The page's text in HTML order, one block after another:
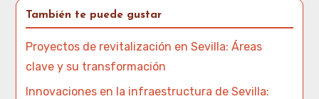
También te puede gustar
Proyectos de revitalización en Sevilla: Áreas
clave y su transformación
Innovaciones en la infraestructura de Sevilla: